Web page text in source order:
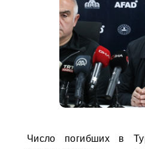
Число погибших в